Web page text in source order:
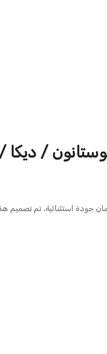
/ ديكا /
لضمان جودة استثنائية. تم